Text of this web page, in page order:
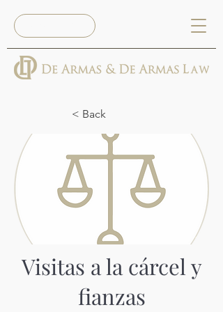
< Back
Visitas a la cárcel y
fianzas